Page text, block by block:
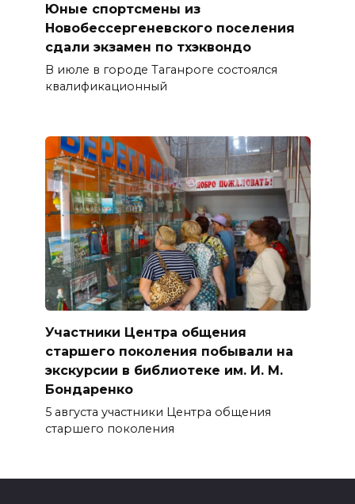
Юные спортсмены из
Новобессергеневского поселения
сдали экзамен по тхэквондо
В июле в городе Таганроге состоялся
квалификационный
Участники Центра общения
старшего поколения побывали на
экскурсии в библиотеке им. И. М.
Бондаренко
5 августа участники Центра общения
старшего поколения